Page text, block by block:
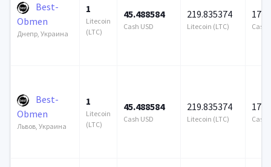
Best-
Obmen
Днепр, Украина
1
Litecoin
(LTC)
45.488584
Cash USD
219.835374
Litecoin (LTC)
172
Cash
Best-
Obmen
Львов, Украина
1
Litecoin
(LTC)
45.488584
Cash USD
219.835374
Litecoin (LTC)
172
Cash